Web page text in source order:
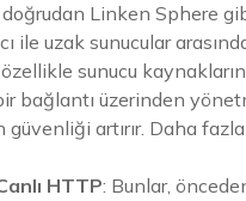
Linken Sphere
ile uzak sunucular
sunucu
bağlantı üzerinden
artırır. Daha
HTTP: Bunlar,